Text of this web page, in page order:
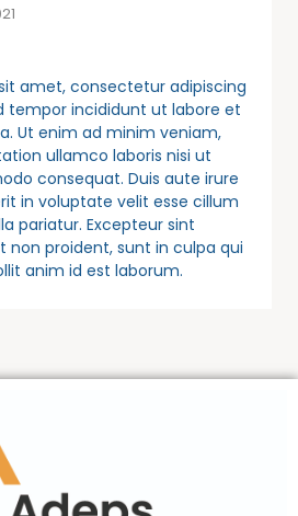
amet, consectetur adipiscing
tempor incididunt ut labore et
Ut enim ad minim veniam,
ullamco laboris nisi ut
consequat. Duis aute irure
in voluptate velit esse cillum
pariatur. Excepteur sint
proident, sunt in culpa qui
anim id est laborum.